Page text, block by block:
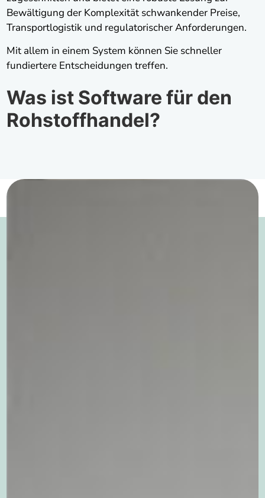
Was ist Software für den
Rohstoffhandel?
Bewältigung der Komplexität schwankender Preise,
Transportlogistik und regulatorischer Anforderungen.
Mit allem in einem System können Sie schneller
fundiertere Entscheidungen treffen.